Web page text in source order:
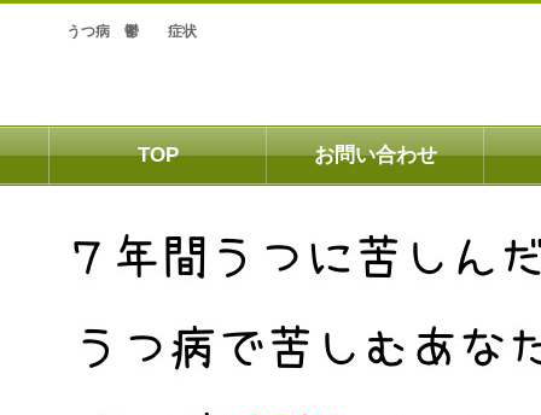
うつ病 鬱 症状
TOP お問い合わせ